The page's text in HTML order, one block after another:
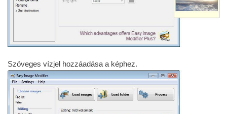
Szöveges vízjel hozzáadása a képhez.